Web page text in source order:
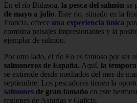
En el río Bidasoa, la pesca del salmón se
de mayo a julio. Este río, situado en la
Francia, ofrece una experiencia única
combina paisajes impresionantes y la
ejemplar de salmón.
Por otro lado, el río Eo es famoso por ser
salmoneros de España. Aquí, la
se extiende desde mediados del mes de
septiembre. Los pescadores tienen la
salmones de gran tamaño en este
regiones de Asturias y Galicia.